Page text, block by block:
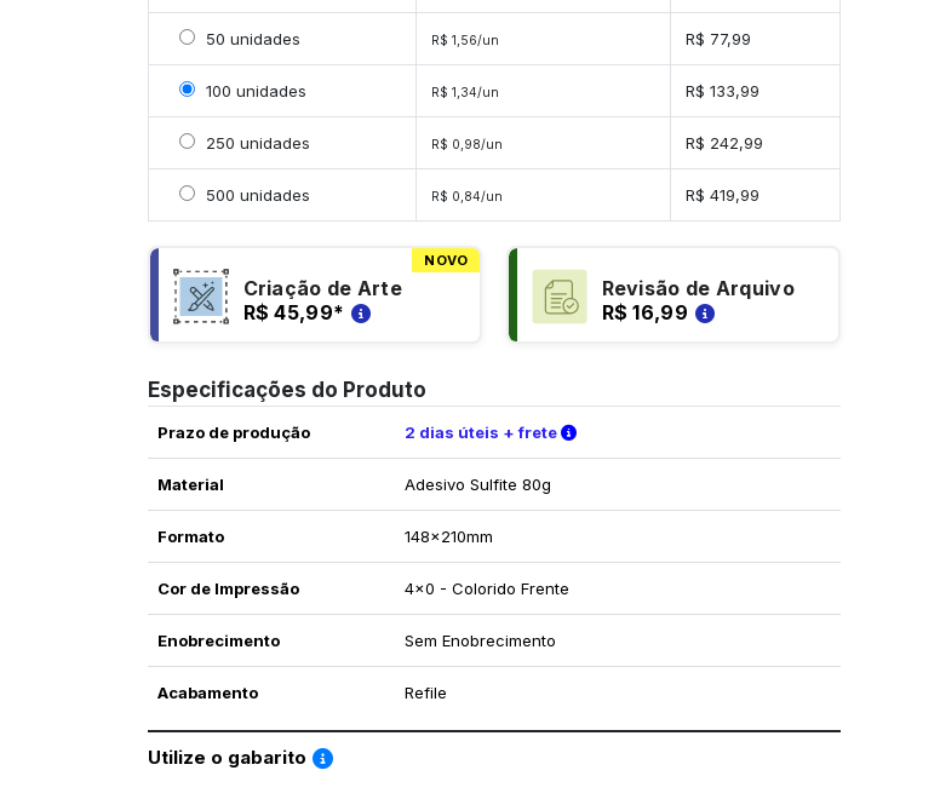
Selecionar 50 unidades
50 unidades R$ 1,56/un R$ 77,99
Selecionar 100 unidades
100 unidades R$ 1,34/un R$ 133,99
Selecionar 250 unidades
250 unidades R$ 0,98/un R$ 242,99
Selecionar 500 unidades
500 unidades R$ 0,84/un R$ 419,99
NOVO
Criação de Arte
R$ 45,99*
Revisão de Arquivo
R$ 16,99
Especificações do Produto
Prazo de produção 2 dias úteis + frete Verifique as condições de entrega
Material Adesivo Sulfite 80g
Formato 148x210mm
Cor de Impressão 4x0 - Colorido Frente
Enobrecimento Sem Enobrecimento
Acabamento Refile
Utilize o gabarito Saiba como utilizar os nossos gabaritos